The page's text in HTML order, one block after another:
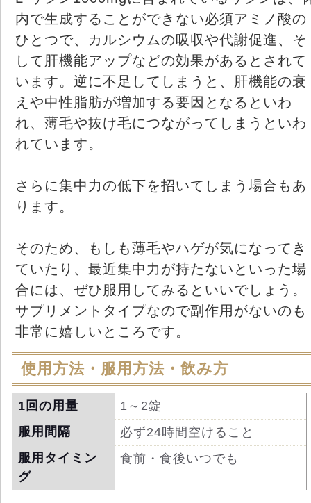
内で生成することができない必須アミノ酸の
ひとつで、カルシウムの吸収や代謝促進、そ
して肝機能アップなどの効果があるとされて
います。逆に不足してしまうと、肝機能の衰
えや中性脂肪が増加する要因となるといわ
れ、薄毛や抜け毛につながってしまうといわ
れています。
さらに集中力の低下を招いてしまう場合もあ
ります。
そのため、もしも薄毛やハゲが気になってき
ていたり、最近集中力が持たないといった場
合には、ぜひ服用してみるといいでしょう。
サプリメントタイプなので副作用がないのも
非常に嬉しいところです。
使用方法・服用方法・飲み方
1回の用量
1～2錠
服用間隔
必ず24時間空けること
服用タイミン
グ
食前・食後いつでも